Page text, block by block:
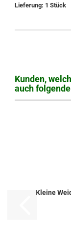
Lieferung: 1 Stück
Kunden,
auch
Kleine